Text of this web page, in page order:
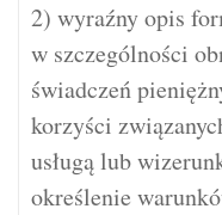
2) wyraźny opis
w szczególności
świadczeń
korzyści
usługą lub
określenie